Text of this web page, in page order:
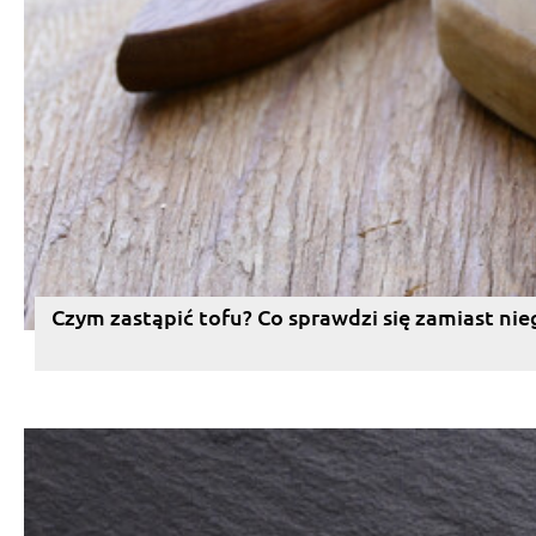
Czym zastąpić tofu? Co sprawdzi się zamiast